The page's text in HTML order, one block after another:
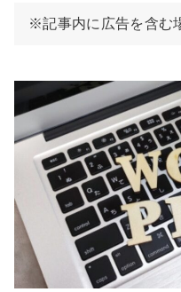
※記事内に広告を含む